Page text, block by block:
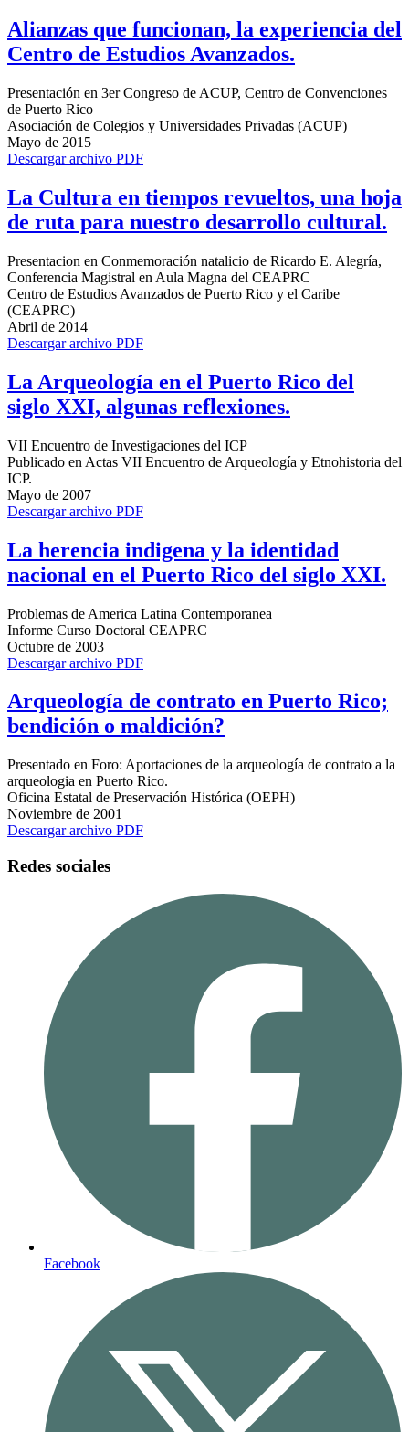
Alianzas que funcionan, la experiencia del
Centro de Estudios Avanzados.
Presentación en 3er Congreso de ACUP, Centro de Convenciones
de Puerto Rico
Asociación de Colegios y Universidades Privadas (ACUP)
Mayo de 2015
Descargar archivo PDF
La Cultura en tiempos revueltos, una hoja
de ruta para nuestro desarrollo cultural.
Presentacion en Conmemoración natalicio de Ricardo E. Alegría,
Conferencia Magistral en Aula Magna del CEAPRC
Centro de Estudios Avanzados de Puerto Rico y el Caribe
(CEAPRC)
Abril de 2014
Descargar archivo PDF
La Arqueología en el Puerto Rico del
siglo XXI, algunas reflexiones.
VII Encuentro de Investigaciones del ICP
Publicado en Actas VII Encuentro de Arqueología y Etnohistoria del
ICP.
Mayo de 2007
Descargar archivo PDF
La herencia indigena y la identidad
nacional en el Puerto Rico del siglo XXI.
Problemas de America Latina Contemporanea
Informe Curso Doctoral CEAPRC
Octubre de 2003
Descargar archivo PDF
Arqueología de contrato en Puerto Rico;
bendición o maldición?
Presentado en Foro: Aportaciones de la arqueología de contrato a la
arqueologia en Puerto Rico.
Oficina Estatal de Preservación Histórica (OEPH)
Noviembre de 2001
Descargar archivo PDF
Redes sociales
Facebook